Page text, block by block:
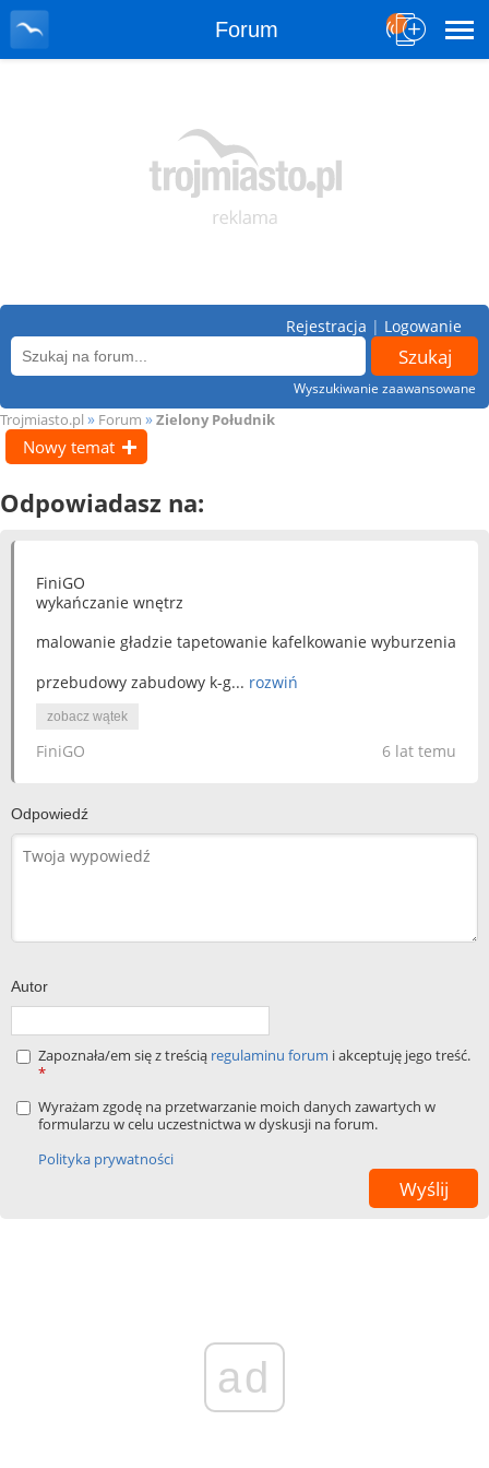
Forum
Wyszukiwanie zaawansowane
Rejestracja | Logowanie
Trojmiasto.pl » Forum » Zielony Południk
Nowy temat
Odpowiadasz na:
FiniGO
wykańczanie wnętrz
malowanie gładzie tapetowanie kafelkowanie wyburzenia
przebudowy zabudowy k-g... rozwiń
zobacz wątek
6 lat temu
FiniGO
Odpowiedź
Autor
Zapoznała/em się z treścią regulaminu forum i akceptuję jego treść.
*
Wyrażam zgodę na przetwarzanie moich danych zawartych w
formularzu w celu uczestnictwa w dyskusji na forum.
Polityka prywatności
ad